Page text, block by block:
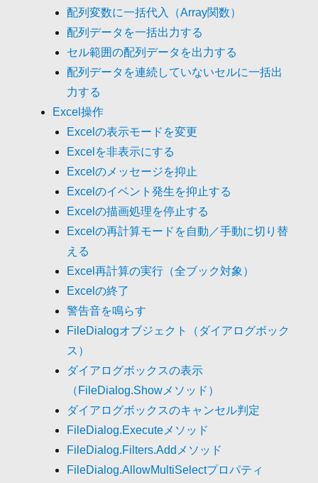
配列変数に一括代入（Array関数）
配列データを一括出力する
セル範囲の配列データを出力する
配列データを連続していないセルに一括出
力する
Excel操作
Excelの表示モードを変更
Excelを非表示にする
Excelのメッセージを抑止
Excelのイベント発生を抑止する
Excelの描画処理を停止する
Excelの再計算モードを自動／手動に切り替
える
Excel再計算の実行（全ブック対象）
Excelの終了
警告音を鳴らす
FileDialogオブジェクト（ダイアログボック
ス）
ダイアログボックスの表示
（FileDialog.Showメソッド）
ダイアログボックスのキャンセル判定
FileDialog.Executeメソッド
FileDialog.Filters.Addメソッド
FileDialog.AllowMultiSelectプロパティ